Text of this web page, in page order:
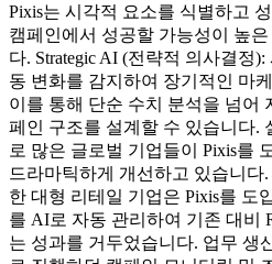
Pixis는 시각적 요소를 식별하고
캠페인에서 성공할 가능성이 높
다. Strategic AI (전략적 의사결정
동 변화를 감지하여 장기적인 마
이를 통해 단순 수치 분석을 넘어
페인 구조를 설계할 수 있습니다.
로 많은 글로벌 기업들이 Pixis를
드라마틱하게 개선하고 있습니다
한 대형 리테일 기업은 Pixis를 도
를 AI로 자동 관리하여 기존 대비
는 성과를 거두었습니다. 업무 생